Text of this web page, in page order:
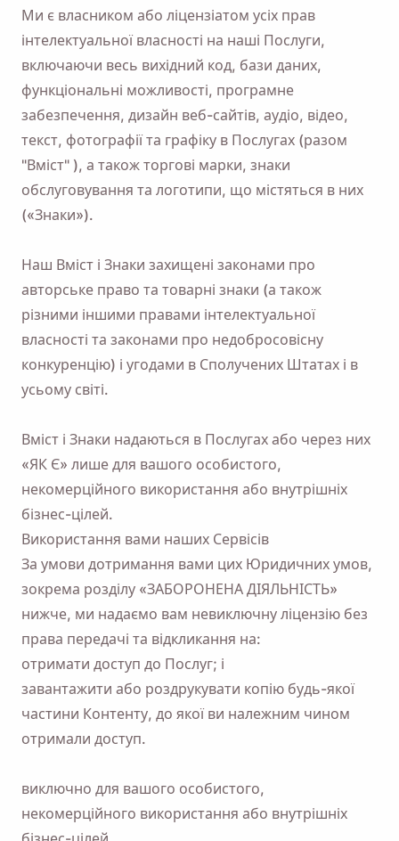
Ми є власником або ліцензіатом усіх прав
інтелектуальної власності на наші Послуги,
включаючи весь вихідний код, бази даних,
функціональні можливості, програмне
забезпечення, дизайн веб-сайтів, аудіо, відео,
текст, фотографії та графіку в Послугах (разом
"Вміст" ), а також торгові марки, знаки
обслуговування та логотипи, що містяться в них
(«Знаки»).
Наш Вміст і Знаки захищені законами про
авторське право та товарні знаки (а також
різними іншими правами інтелектуальної
власності та законами про недобросовісну
конкуренцію) і угодами в Сполучених Штатах і в
усьому світі.
Вміст і Знаки надаються в Послугах або через них
«ЯК Є» лише для вашого особистого,
некомерційного використання або внутрішніх
бізнес-цілей.
Використання вами наших Сервісів
За умови дотримання вами цих Юридичних умов,
зокрема розділу «ЗАБОРОНЕНА ДІЯЛЬНІСТЬ»
нижче, ми надаємо вам невиключну ліцензію без
права передачі та відкликання на:
отримати доступ до Послуг; і
завантажити або роздрукувати копію будь-якої
частини Контенту, до якої ви належним чином
отримали доступ.
виключно для вашого особистого,
некомерційного використання або внутрішніх